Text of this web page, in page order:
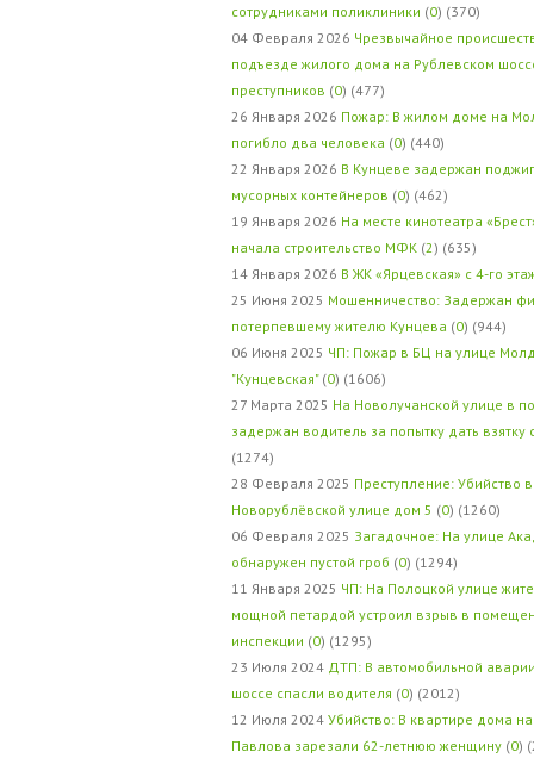
сотрудниками поликлиники (0) (370)
04 Февраля 2026 Чрезвычайное
подъезде жилого дома на Рублевском
преступников (0) (477)
26 Января 2026 Пожар: В жилом доме на
погибло два человека (0) (440)
22 Января 2026 В Кунцеве задержан
мусорных контейнеров (0) (462)
19 Января 2026 На месте кинотеатра
начала строительство МФК (2) (635)
14 Января 2026 В ЖК «Ярцевская» с 4-го
25 Июня 2025 Мошенничество: Задержан
потерпевшему жителю Кунцева (0) (944)
06 Июня 2025 ЧП: Пожар в БЦ на улице
"Кунцевская" (0) (1606)
27 Марта 2025 На Новолучанской улице в
задержан водитель за попытку дать
(1274)
28 Февраля 2025 Преступление: Убийство
Новорублёвской улице дом 5 (0) (1260)
06 Февраля 2025 Загадочное: На улице
обнаружен пустой гроб (0) (1294)
11 Января 2025 ЧП: На Полоцкой улице
мощной петардой устроил взрыв в
инспекции (0) (1295)
23 Июля 2024 ДТП: В автомобильной
шоссе спасли водителя (0) (2012)
12 Июля 2024 Убийство: В квартире дома
Павлова зарезали 62-летнюю женщину (0)